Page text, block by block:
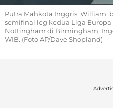
Putra Mahkota Inggris, William,
semifinal leg kedua Liga Europa
Nottingham di Birmingham,
WIB. (Foto AP/Dave Shopland)